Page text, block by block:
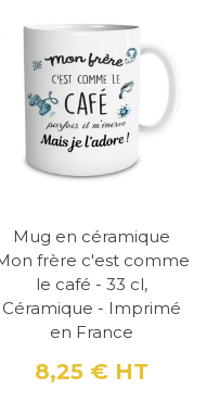
Mug en céramique
frère c'est comme
le café - 33 cl,
Céramique - Imprimé
en France
Prix
8,25 € HT